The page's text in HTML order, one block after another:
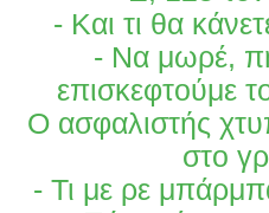
- Και τι θα
- Να μωρέ,
επισκεφτούμε
Ο ασφαλιστής
στο
- Τι με ρε